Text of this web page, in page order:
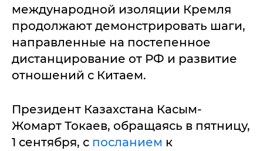
международной изоляции Кремля
продолжают демонстрировать шаги,
направленные на постепенное
дистанцирование от РФ и развитие
отношений с Китаем.
Президент Казахстана Касым-
Жомарт Токаев, обращаясь в пятницу,
1 сентября, с посланием к